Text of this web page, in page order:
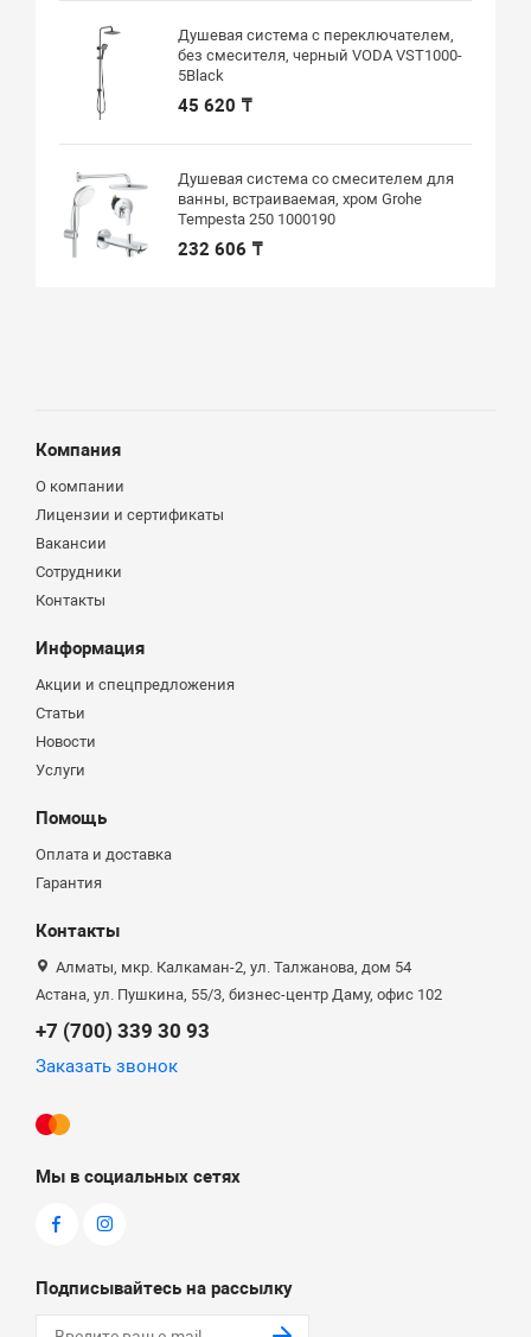
Душевая система с переключателем,
без смесителя, черный VODA VST1000-
5Black
45 620 ₸
Душевая система со смесителем для
ванны, встраиваемая, хром Grohe
Tempesta 250 1000190
232 606 ₸
Компания
О компании
Лицензии и сертификаты
Вакансии
Сотрудники
Контакты
Информация
Акции и спецпредложения
Статьи
Новости
Услуги
Помощь
Оплата и доставка
Гарантия
Контакты
Алматы, мкр. Калкаман-2, ул. Талжанова, дом 54
Астана, ул. Пушкина, 55/3, бизнес-центр Даму, офис 102
+7 (700) 339 30 93
Заказать звонок
Мы в социальных сетях
Подписывайтесь на рассылку